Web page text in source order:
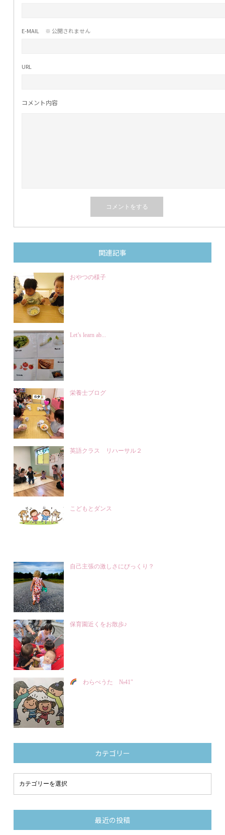
E-MAIL ※ 公開されません
URL
コメント内容
関連記事
おやつの様子
Let’s learn ab...
栄養士ブログ
英語クラス リハーサル２
こどもとダンス
自己主張の激しさにびっくり？
保育園近くをお散歩♪
わらべうた №41″
カテゴリー
最近の投稿